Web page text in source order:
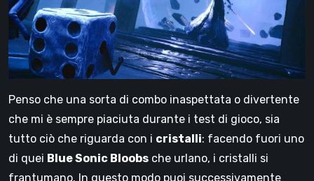
Penso che una sorta di combo inaspettata o divertente
che mi è sempre piaciuta durante i test di gioco, sia
tutto ciò che riguarda con i cristalli: facendo fuori uno
di quei Blue Sonic Bloobs che urlano, i cristalli si
frantumano. In questo modo puoi successivamente